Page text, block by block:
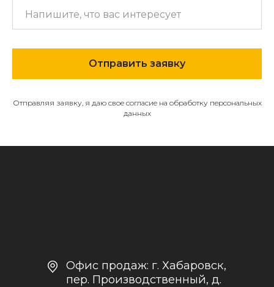
Отправить заявку
Отправляя заявку, я даю свое согласие на обработку персональных
данных
МЕНЮ
О компании
Доставка и оплата
конфиденциальности